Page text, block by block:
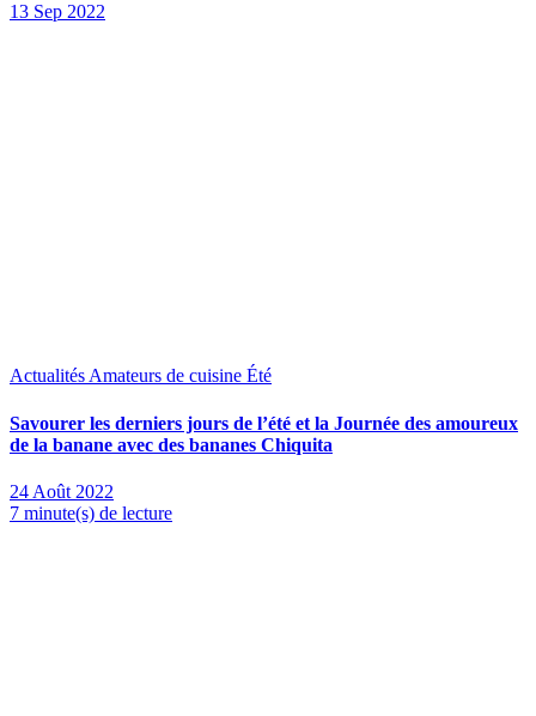
13 Sep 2022
ActualitésAmateurs de cuisine Été
Savourer les derniers jours de l’été et la Journée des amoureux
de la banane avec des bananes Chiquita
24 Août 2022
7 minute(s) de lecture